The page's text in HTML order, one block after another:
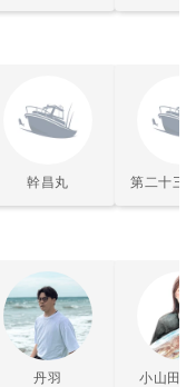
幹昌丸 第二十三
丹羽 小山田